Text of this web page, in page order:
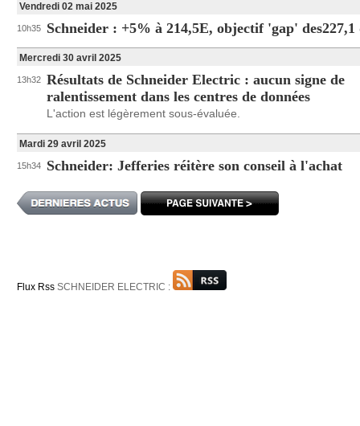
Vendredi 02 mai 2025
10h35 Schneider : +5% à 214,5E, objectif 'gap' des227,1
Mercredi 30 avril 2025
13h32 Résultats de Schneider Electric : aucun signe de
ralentissement dans les centres de données
L'action est légèrement sous-évaluée.
Mardi 29 avril 2025
15h34 Schneider: Jefferies réitère son conseil à l'achat
Flux Rss SCHNEIDER ELECTRIC :